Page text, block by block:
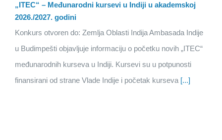
„ITEC“ – Međunarodni kursevi u Indiji u akademskoj
2026./2027. godini
Konkurs otvoren do: Zemlja Oblasti Indija Ambasada Indije
u Budimpešti objavljuje informaciju o početku novih „ITEC“
međunarodnih kurseva u Indiji. Kursevi su u potpunosti
finansirani od strane Vlade Indije i početak kurseva [...]